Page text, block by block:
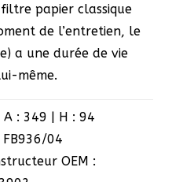
papier classique
de l’entretien, le
a une durée de vie
même.
A : 349 | H : 94
FB936/04
OEM :